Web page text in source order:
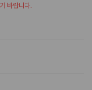
바랍니다.